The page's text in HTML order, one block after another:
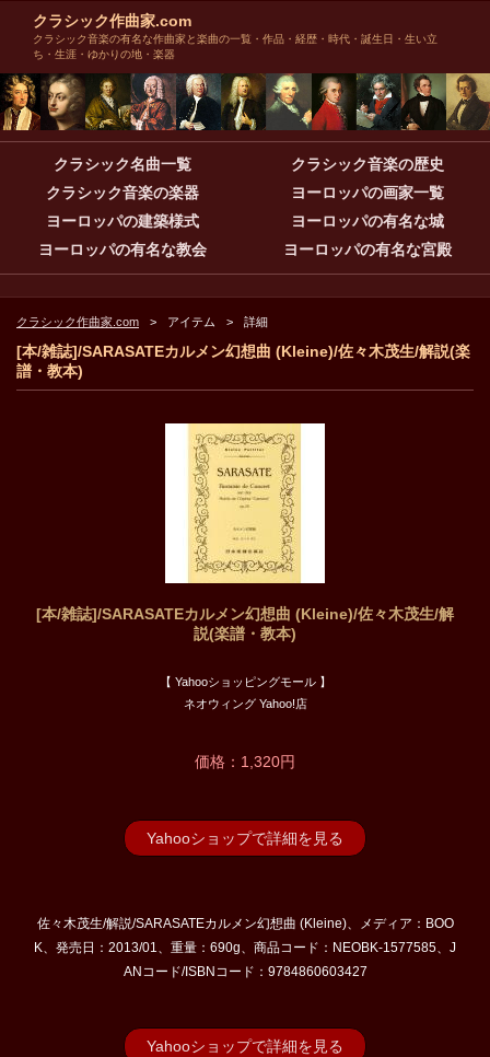
クラシック作曲家.com
クラシック音楽の有名な作曲家と楽曲の一覧・作品・経歴・時代・誕生日・生い立
ち・生涯・ゆかりの地・楽器
クラシック名曲一覧
クラシック音楽の歴史
クラシック音楽の楽器
ヨーロッパの画家一覧
ヨーロッパの建築様式
ヨーロッパの有名な城
ヨーロッパの有名な教会
ヨーロッパの有名な宮殿
クラシック作曲家.com アイテム 詳細
[本/雑誌]/SARASATEカルメン幻想曲 (Kleine)/佐々木茂生/解説(楽
譜・教本)
[本/雑誌]/SARASATEカルメン幻想曲 (Kleine)/佐々木茂生/解
説(楽譜・教本)
【 Yahooショッピングモール 】
ネオウィング Yahoo!店
価格：1,320円
Yahooショップで詳細を見る
佐々木茂生/解説/SARASATEカルメン幻想曲 (Kleine)、メディア：BOO
K、発売日：2013/01、重量：690g、商品コード：NEOBK-1577585、J
ANコード/ISBNコード：9784860603427
Yahooショップで詳細を見る